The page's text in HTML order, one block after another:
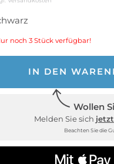
noch 3 Stück verfügbar!
IN DEN
Wollen
Melden Sie sich jetzt
Beachten Sie die